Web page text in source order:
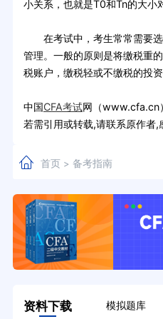
小关系，也就是T0和Tn的大小
在考试中，考生常常需要选
管理。一般的原则是将缴税重
税账户，缴税轻或不缴税的投资
中国CFA考试网（www.cfa.cn
若需引用或转载,请联系原作者,
首页> 备考指南
资料下载 模拟题库